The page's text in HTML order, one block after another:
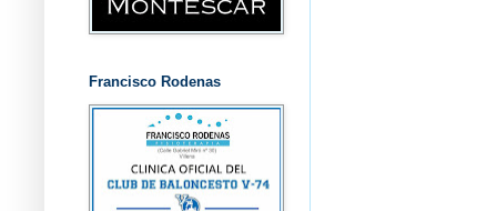
Francisco Rodenas